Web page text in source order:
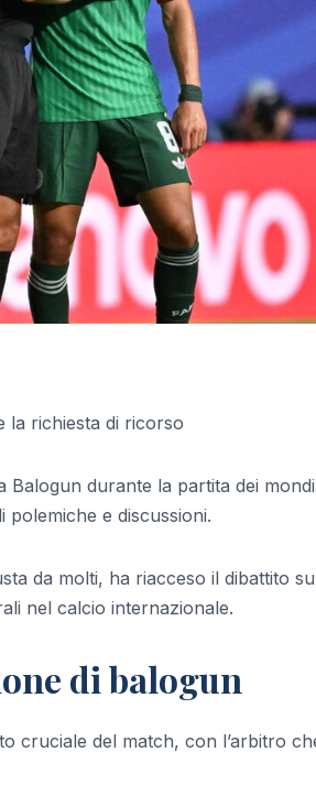
la richiesta di ricorso
durante la partita dei
polemiche e discussioni.
da molti, ha riacceso il dibattito
nel calcio internazionale.
di balogun
cruciale del match, con l’arbitro